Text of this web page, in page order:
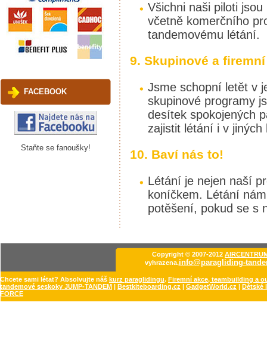
FACEBOOK
Staňte se fanoušky!
Všichni naši piloti
včetně komerčního
tandemovému létání.
9. Skupinové a
Jsme schopní letět v
skupinové programy
desítek spokojených
zajistit létání i v jiných
10. Baví nás to!
Létání je nejen naší
koníčkem. Létání
potěšení, pokud se s
Copyright © 2007-2012
vyhrazena.info@paragliding-
Chcete sami létat? Absolvujte náš kurz paraglidingu. Firemní akce, teambuilding a
tandemové seskoky JUMP-TANDEM | Bestkiteboarding.cz | GadgetWorld.cz | Dětské
FORCE